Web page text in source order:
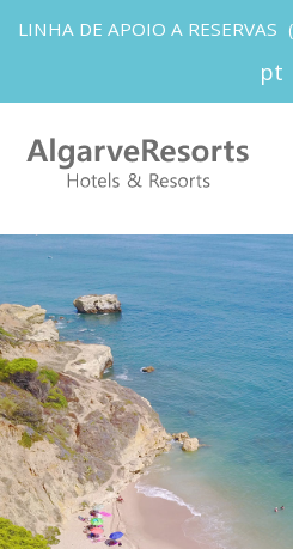
LINHA DE APOIO A RESERVAS
pt